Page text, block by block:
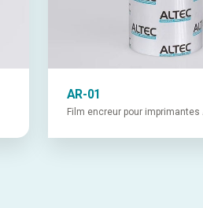
AR-01
Film encreur pour imprimantes